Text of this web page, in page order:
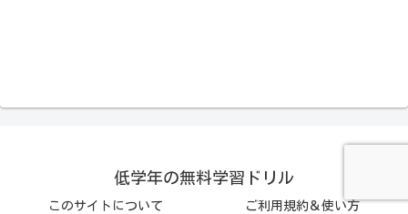
低学年の無料学習ドリル
このサイトについて ご利用規約＆使い方